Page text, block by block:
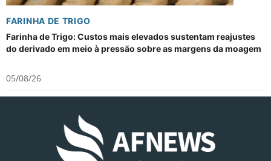
FARINHA DE TRIGO
Farinha de Trigo: Custos mais elevados sustentam reajustes
do derivado em meio à pressão sobre as margens da moagem
05/08/26